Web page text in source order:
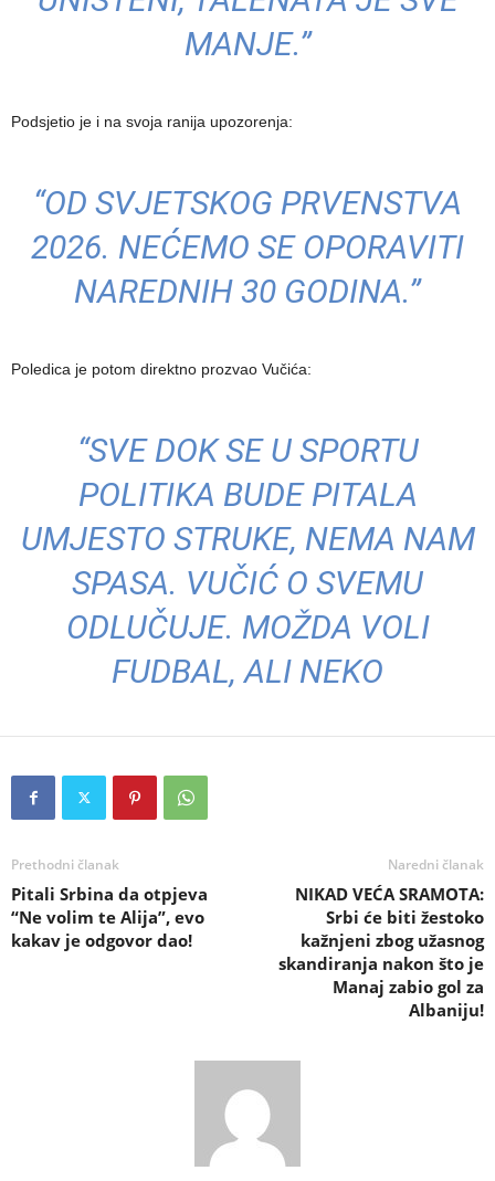
MANJE.”
Podsjetio je i na svoja ranija upozorenja:
“OD SVJETSKOG PRVENSTVA
2026. NEĆEMO SE OPORAVITI
NAREDNIH 30 GODINA.”
Poledica je potom direktno prozvao Vučića:
“SVE DOK SE U SPORTU
POLITIKA BUDE PITALA
UMJESTO STRUKE, NEMA NAM
SPASA. VUČIĆ O SVEMU
ODLUČUJE. MOŽDA VOLI
FUDBAL, ALI NEKO
Prethodni članak
Pitali Srbina da otpjeva
“Ne volim te Alija”, evo
kakav je odgovor dao!
Naredni članak
NIKAD VEĆA SRAMOTA:
Srbi će biti žestoko
kažnjeni zbog užasnog
skandiranja nakon što je
Manaj zabio gol za
Albaniju!